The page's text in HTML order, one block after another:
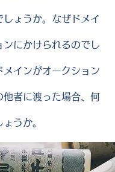
しょうか。なぜドメイ
ンにかけられるのでし
メインがオークション
他者に渡った場合、何
うか。